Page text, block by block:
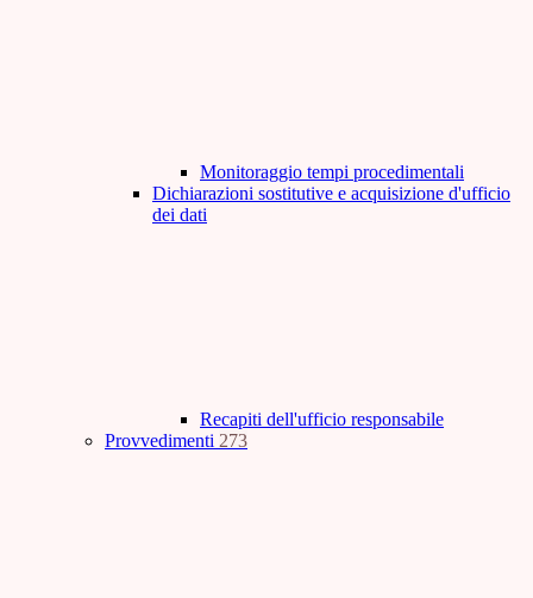
Monitoraggio tempi procedimentali
Dichiarazioni sostitutive e acquisizione d'ufficio
dei dati
Recapiti dell'ufficio responsabile
Provvedimenti 273